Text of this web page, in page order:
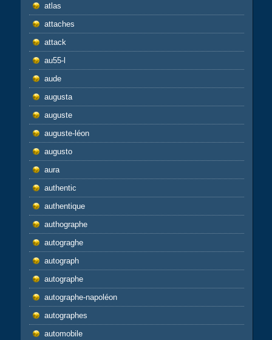
atlas
attaches
attack
au55-l
aude
augusta
auguste
auguste-léon
augusto
aura
authentic
authentique
authographe
autograghe
autograph
autographe
autographe-napoléon
autographes
automobile